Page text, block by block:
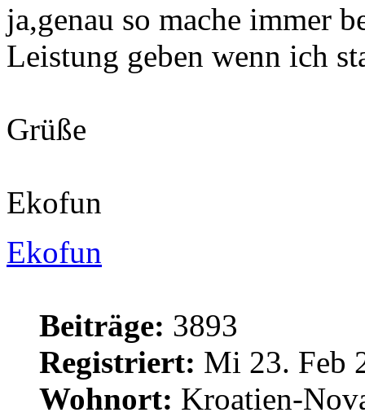
ja,genau so mache immer
Leistung geben wenn ich
Grüße
Ekofun
Ekofun
Beiträge: 3893
Registriert: Mi 23. Feb
Wohnort: Kroatien-